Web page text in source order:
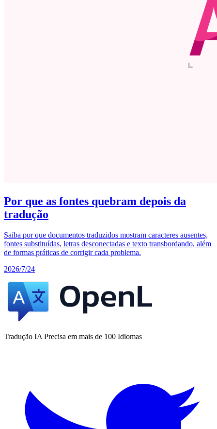
Por que as fontes quebram depois da
tradução
Saiba por que documentos traduzidos mostram caracteres ausentes,
fontes substituídas, letras desconectadas e texto transbordando, além
de formas práticas de corrigir cada problema.
2026/7/24
Tradução IA Precisa em mais de 100 Idiomas